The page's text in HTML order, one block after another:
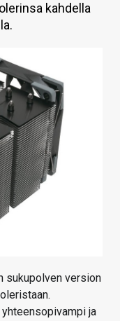
kahdella
sukupolven version
ja